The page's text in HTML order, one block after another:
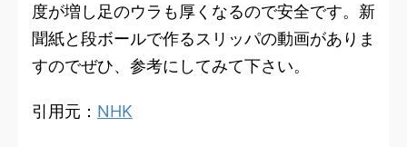
度が増し足のウラも厚くなるので安全です。新
聞紙と段ボールで作るスリッパの動画がありま
すのでぜひ、参考にしてみて下さい。
引用元： NHK